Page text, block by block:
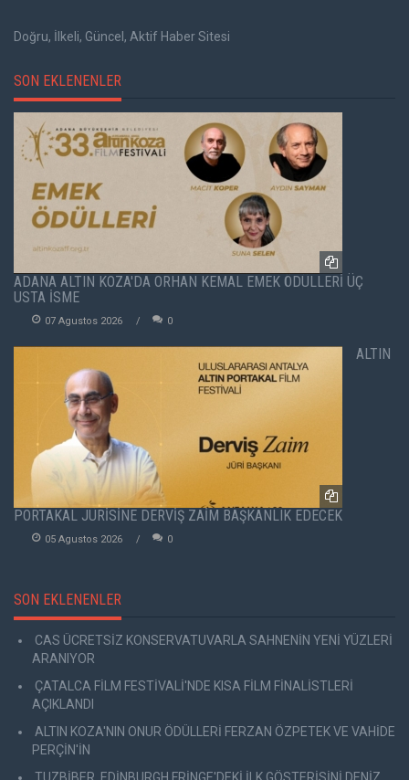
Doğru, İlkeli, Güncel, Aktif Haber Sitesi
SON EKLENENLER
ADANA ALTIN KOZA'DA ORHAN KEMAL EMEK ÖDÜLLERİ ÜÇ
USTA İSME
07 Agustos 2026 0
ALTIN
PORTAKAL JÜRİSİNE DERVİŞ ZAİM BAŞKANLIK EDECEK
05 Agustos 2026 0
SON EKLENENLER
CAS ÜCRETSİZ KONSERVATUVARLA SAHNENİN YENİ YÜZLERİ
ARANIYOR
ÇATALCA FİLM FESTİVALİ'NDE KISA FİLM FİNALİSTLERİ
AÇIKLANDI
ALTIN KOZA'NIN ONUR ÖDÜLLERİ FERZAN ÖZPETEK VE VAHİDE
PERÇİN'İN